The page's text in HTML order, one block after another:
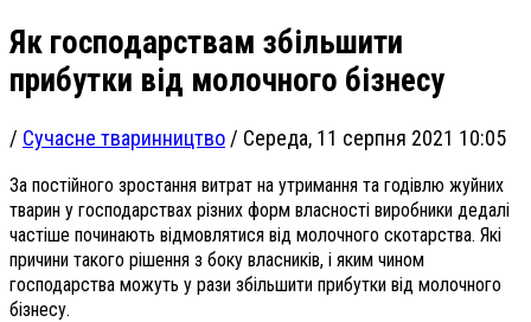
Як господарствам збільшити
прибутки від молочного бізнесу
/ Сучасне тваринництво / Середа, 11 серпня 2021 10:05
За постійного зростання витрат на утримання та годівлю жуйних
тварин у господарствах різних форм власності виробники дедалі
частіше починають відмовлятися від молочного скотарства. Які
причини такого рішення з боку власників, і яким чином
господарства можуть у рази збільшити прибутки від молочного
бізнесу.